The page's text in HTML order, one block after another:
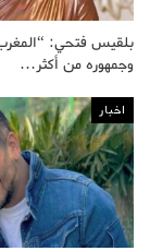
بلقيس فتحي:
وجمهوره من أكثر…
اخبار